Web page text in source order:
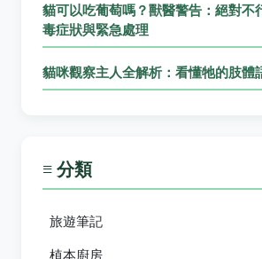
貓可以吃葡萄嗎？獸醫警告：絕對不
毒症狀與緊急處理
貓咪觀察主人全解析：看懂牠的肢體
≡ 分類
旅遊筆記
植本廚房